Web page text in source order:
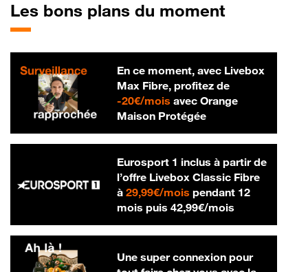
Les bons plans du moment
En ce moment, avec Livebox
Max Fibre, profitez de
-20€/mois20 € par mois
avec Orange
Maison Protégée
Eurosport 1 inclus à partir de
l’offre Livebox Classic Fibre
à 29,99€/mois29,99 € par mois
pendant 12
mois puis 42,99€/mois42,99 € par
Une super connexion pour